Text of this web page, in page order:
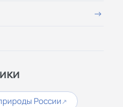
России ↗